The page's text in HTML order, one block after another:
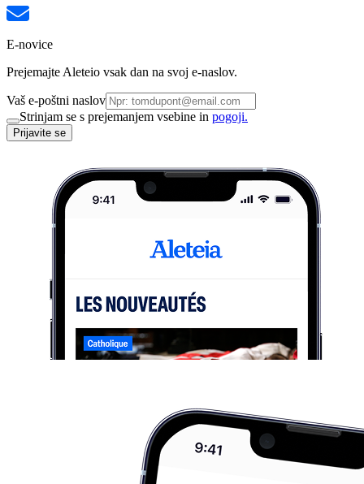
E-novice
Prejemajte Aleteio vsak dan na svoj e-naslov.
Vaš e-poštni naslov
Strinjam se s prejemanjem vsebine in pogoji.
Prijavite se